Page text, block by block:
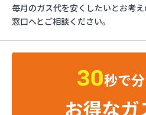
グリーンホーム株式会社
ケイ・ティ液化ガス
コーアガステック株式会社
サンエープロパン
すえまつ興産株式会社
セブンガス株式会社
毎月のガス代を安くしたいとお考
窓口へとご相談ください。